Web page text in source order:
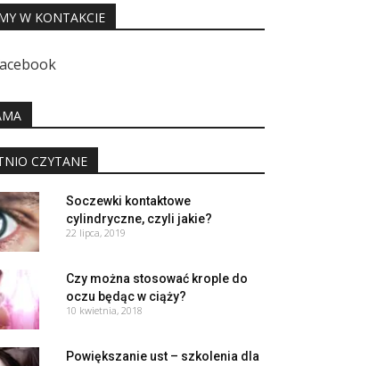
W KONTAKCIE
CZYTANE
Soczewki kontaktowe
cylindryczne, czyli jakie?
22 lipca, 2019
Czy można stosować krople do
oczu będąc w ciąży?
10 kwietnia, 2018
Powiększanie ust – szkolenia dla